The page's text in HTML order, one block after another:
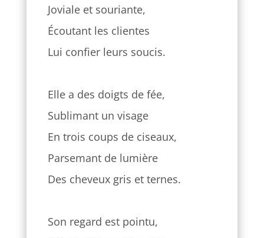
Joviale et souriante,
Écoutant les clientes
Lui confier leurs soucis.
Elle a des doigts de fée,
Sublimant un visage
En trois coups de ciseaux,
Parsemant de lumière
Des cheveux gris et ternes.
Son regard est pointu,